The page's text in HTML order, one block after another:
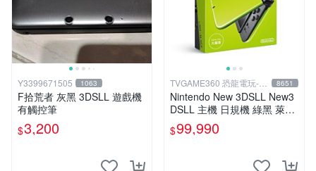
Y3399671505 1063
F拾荒者 灰黑 3DSLL 遊戲機
有觸控筆
$3,200
TVGAME360 恐龍電玩-台
中店
8651
Nintendo New 3DSLL New3
DSLL 主機 日規機 綠黑 萊姆
黑 (送充電器+保護貼)【台中
恐龍電玩】
$99,990